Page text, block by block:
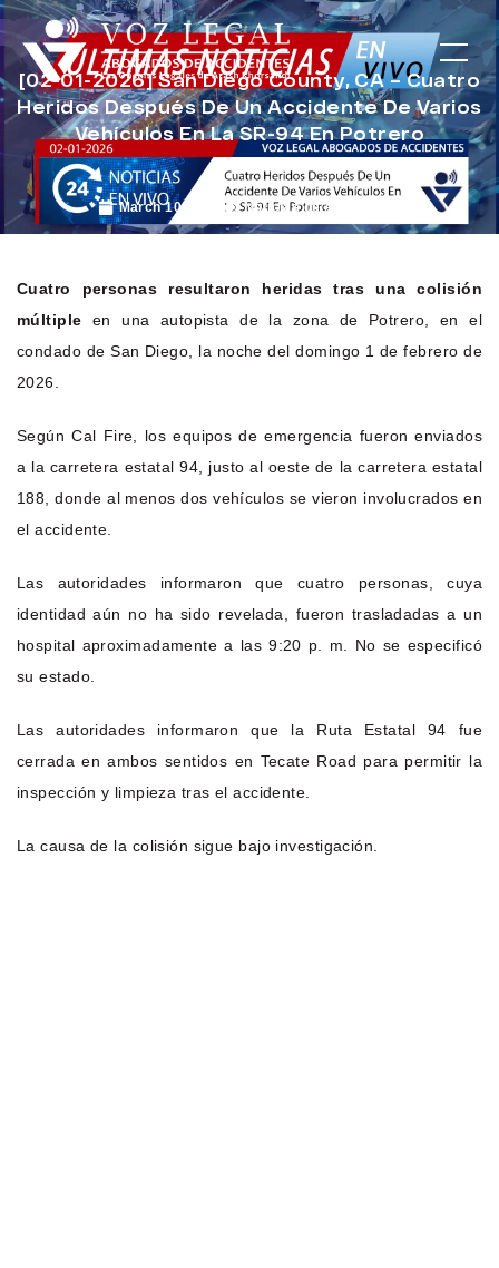
[02-01-2026] San Diego County, CA – Cuatro
Heridos Después De Un Accidente De Varios
Vehículos En La SR-94 En Potrero
March 10, 2026 Noticias de Accidentes
Cuatro personas resultaron heridas tras una colisión
múltiple en una autopista de la zona de Potrero, en el
condado de San Diego, la noche del domingo 1 de febrero de
2026.
Según Cal Fire, los equipos de emergencia fueron enviados
a la carretera estatal 94, justo al oeste de la carretera estatal
188, donde al menos dos vehículos se vieron involucrados en
el accidente.
Las autoridades informaron que cuatro personas, cuya
identidad aún no ha sido revelada, fueron trasladadas a un
hospital aproximadamente a las 9:20 p. m. No se especificó
su estado.
Las autoridades informaron que la Ruta Estatal 94 fue
cerrada en ambos sentidos en Tecate Road para permitir la
inspección y limpieza tras el accidente.
La causa de la colisión sigue bajo investigación.